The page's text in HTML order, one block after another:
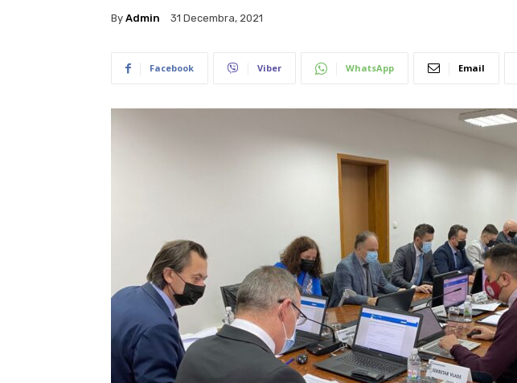
By Admin 31 Decembra, 2021
Facebook Viber WhatsApp Email